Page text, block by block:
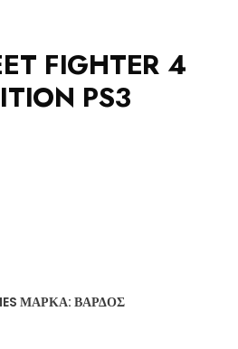
FIGHTER 4
PS3
ΜΆΡΚΑ: ΒΆΡΔΟΣ